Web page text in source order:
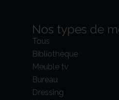
Nos types de
Tous
Bibliothèque
Meuble tv
Bureau
Dressing